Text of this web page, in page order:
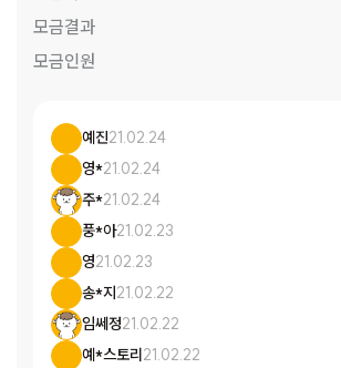
모금결과
모금인원
예진21.02.24
영*21.02.24
주*21.02.24
풍*아21.02.23
영21.02.23
송*지 21.02.22
임쎄정21.02.22
예*스토리 21.02.22